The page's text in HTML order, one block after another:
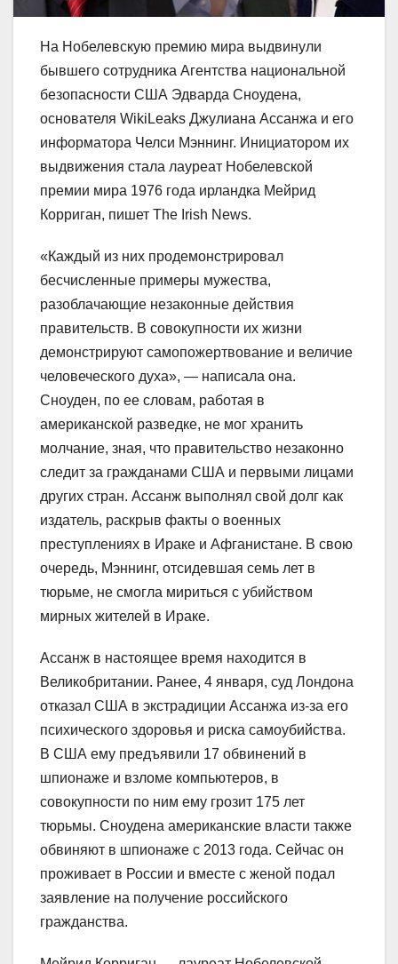
На Нобелевскую премию мира выдвинули
бывшего сотрудника Агентства национальной
безопасности США Эдварда Сноудена,
основателя WikiLeaks Джулиана Ассанжа и его
информатора Челси Мэннинг. Инициатором их
выдвижения стала лауреат Нобелевской
премии мира 1976 года ирландка Мейрид
Корриган, пишет The Irish News.
«Каждый из них продемонстрировал
бесчисленные примеры мужества,
разоблачающие незаконные действия
правительств. В совокупности их жизни
демонстрируют самопожертвование и величие
человеческого духа», — написала она.
Сноуден, по ее словам, работая в
американской разведке, не мог хранить
молчание, зная, что правительство незаконно
следит за гражданами США и первыми лицами
других стран. Ассанж выполнял свой долг как
издатель, раскрыв факты о военных
преступлениях в Ираке и Афганистане. В свою
очередь, Мэннинг, отсидевшая семь лет в
тюрьме, не смогла мириться с убийством
мирных жителей в Ираке.
Ассанж в настоящее время находится в
Великобритании. Ранее, 4 января, суд Лондона
отказал США в экстрадиции Ассанжа из-за его
психического здоровья и риска самоубийства.
В США ему предъявили 17 обвинений в
шпионаже и взломе компьютеров, в
совокупности по ним ему грозит 175 лет
тюрьмы. Сноудена американские власти также
обвиняют в шпионаже с 2013 года. Сейчас он
проживает в России и вместе с женой подал
заявление на получение российского
гражданства.